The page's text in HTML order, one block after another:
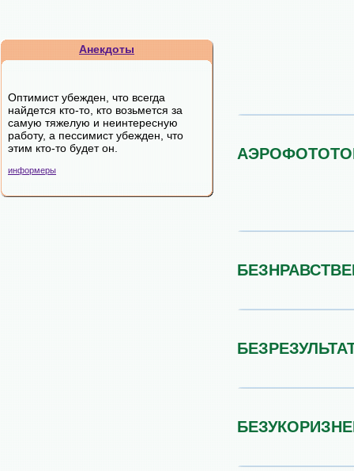
Анекдоты
Оптимист убежден, что всегда
найдется кто-то, кто возьмется за
самую тяжелую и неинтересную
работу, а пессимист убежден, что
этим кто-то будет он.
информеры